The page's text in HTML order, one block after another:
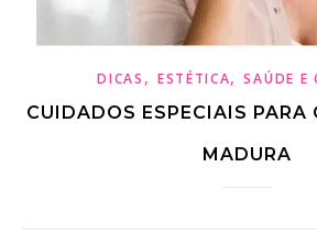
DICAS , ESTÉTICA,SAÚDE E
CUIDADOS ESPECIAIS PARA
MADURA